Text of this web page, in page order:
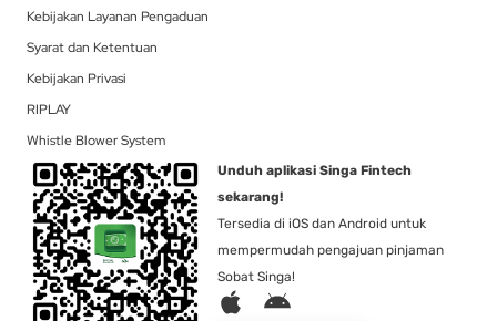
Kebijakan Layanan Pengaduan
Syarat dan Ketentuan
Kebijakan Privasi
RIPLAY
Whistle Blower System
Unduh aplikasi Singa Fintech
sekarang!
Tersedia di iOS dan Android untuk
mempermudah pengajuan pinjaman
Sobat Singa!
A
A